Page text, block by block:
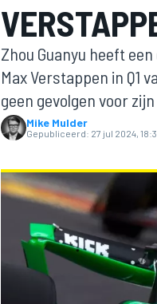
MOTOGP
Zhou Guanyu heeft
Max Verstappen in Q1
geen gevolgen voor
Mike Mulder
Gepubliceerd: 27 jul 2024,